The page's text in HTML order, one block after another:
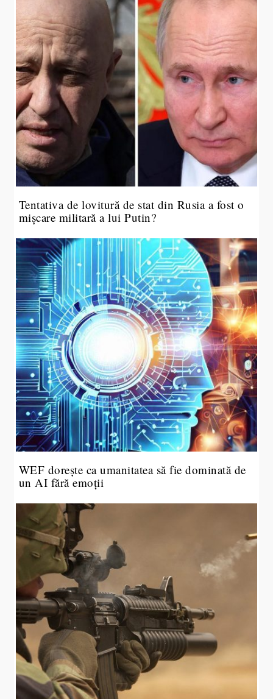
Tentativa de lovitură de stat din Rusia a fost o
mișcare militară a lui Putin?
WEF dorește ca umanitatea să fie dominată de
un AI fără emoții